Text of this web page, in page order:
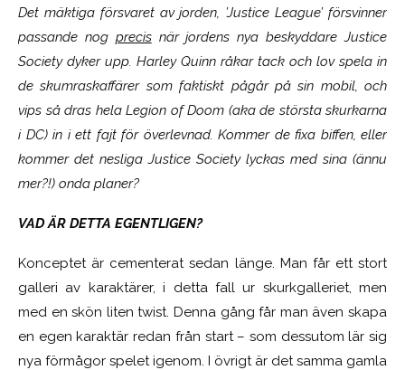
Det mäktiga försvaret av jorden, ’Justice League’ försvinner
passande nog precisnär jordens nya beskyddare Justice
Society dyker upp. Harley Quinn råkar tack och lov spela in
de skumraskaffärer som faktiskt pågår på sin mobil, och
vips så dras hela Legion of Doom (aka de största skurkarna
i DC) in i ett fajt för överlevnad. Kommer de fixa biffen, eller
kommer det nesliga Justice Society lyckas med sina (ännu
mer?!) onda planer?
VAD ÄR DETTA EGENTLIGEN?
Konceptet är cementerat sedan länge. Man får ett stort
galleri av karaktärer, i detta fall ur skurkgalleriet, men
med en skön liten twist. Denna gång får man även skapa
en egen karaktär redan från start – som dessutom lär sig
nya förmågor spelet igenom. I övrigt är det samma gamla